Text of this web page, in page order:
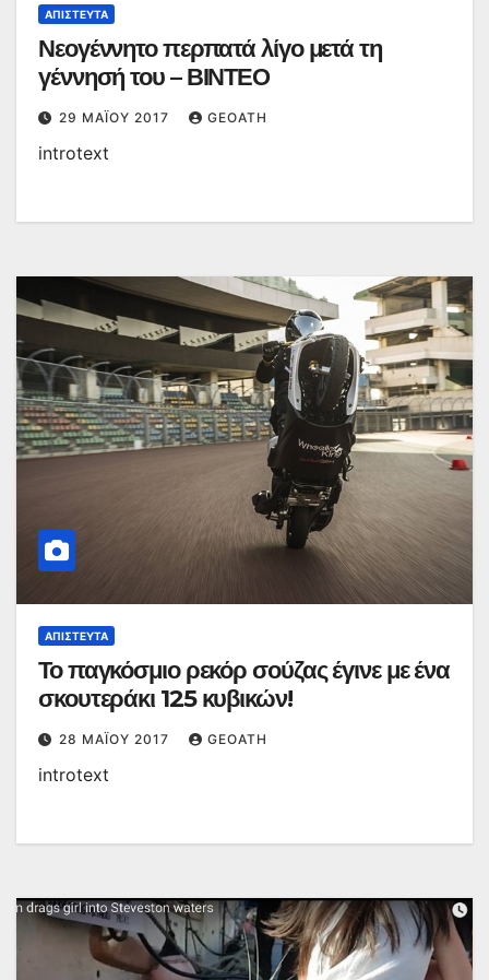
ΑΠΊΣΤΕΥΤΑ
Νεογέννητο περπατά λίγο μετά τη
γέννησή του – ΒΙΝΤΕΟ
29 ΜΑΪ́ΟΥ 2017 GEOATH
introtext
ΑΠΊΣΤΕΥΤΑ
Το παγκόσμιο ρεκόρ σούζας έγινε με ένα
σκουτεράκι 125 κυβικών!
28 ΜΑΪ́ΟΥ 2017 GEOATH
introtext